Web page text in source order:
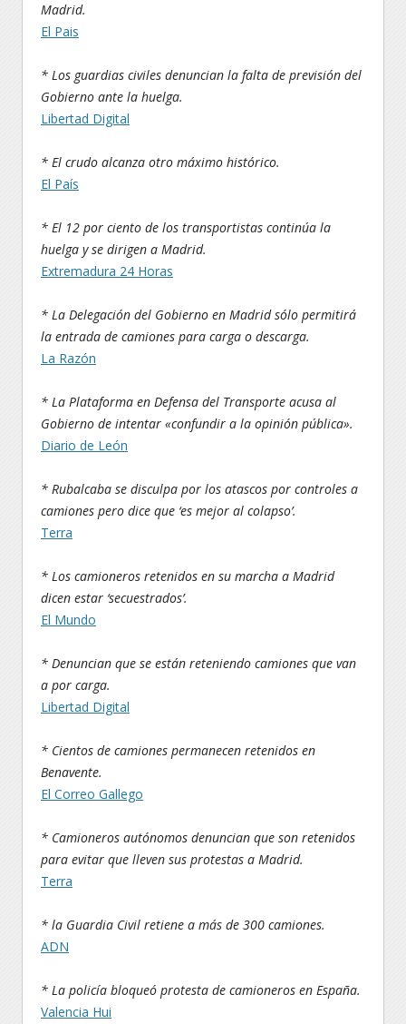
Madrid.
El Pais
* Los guardias civiles denuncian la falta de previsión del
Gobierno ante la huelga.
Libertad Digital
* El crudo alcanza otro máximo histórico.
El País
* El 12 por ciento de los transportistas continúa la
huelga y se dirigen a Madrid.
Extremadura 24 Horas
* La Delegación del Gobierno en Madrid sólo permitirá
la entrada de camiones para carga o descarga.
La Razón
* La Plataforma en Defensa del Transporte acusa al
Gobierno de intentar «confundir a la opinión pública».
Diario de León
* Rubalcaba se disculpa por los atascos por controles a
camiones pero dice que ‘es mejor al colapso’.
Terra
* Los camioneros retenidos en su marcha a Madrid
dicen estar ‘secuestrados’.
El Mundo
* Denuncian que se están reteniendo camiones que van
a por carga.
Libertad Digital
* Cientos de camiones permanecen retenidos en
Benavente.
El Correo Gallego
* Camioneros autónomos denuncian que son retenidos
para evitar que lleven sus protestas a Madrid.
Terra
* la Guardia Civil retiene a más de 300 camiones.
ADN
* La policía bloqueó protesta de camioneros en España.
Valencia Hui